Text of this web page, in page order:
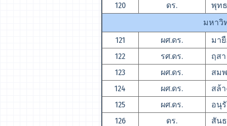
120
ดร.
พุท
มหาวิ
121
ผศ.ดร.
มา
122
รศ.ดร.
ฤส
123
ผศ.ดร.
สม
124
ผศ.ดร.
สล้
125
ผศ.ดร.
อนุ
126
ดร.
สัน